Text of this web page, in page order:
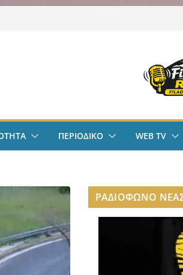
ΠΕΡΙΟΔΙΚΟ WEB TV
ΡΑΔΙΟΦΩΝΟ